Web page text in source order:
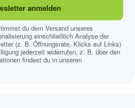
anmelden
du dem Versand unseres
einschließlich Analyse der
(z. B. Öffnungsrate, Klicks auf Links)
jederzeit widerrufen, z. B. über den
findest du in unseren